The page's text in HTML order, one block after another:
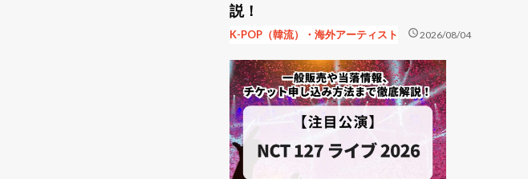
説！
K-POP（韓流）・海外アーティスト schedule2026/08/04